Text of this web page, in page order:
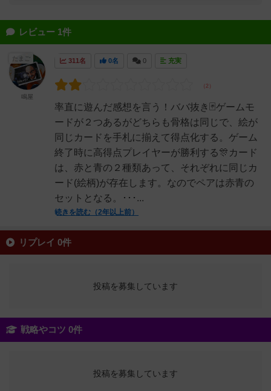
レビュー 1件
311名 0名 0 充実
率直に遊んだ感想を言う！ババ抜き🃏ゲームモ
ードが２つあるがどちらも骨格は同じで、絵が
同じカードを手札に揃えて得点化する。ゲーム
終了時に高得点プレイヤーが勝利する🎊カード
は、赤と青の２種類あって、それぞれに同じカ
ード(絵柄)が存在します。なのでペアは赤青の
セットとなる。･･･...
続きを読む（2年以上前）
たまご
鳴屋
リプレイ 0件
投稿を募集しています
戦略やコツ 0件
投稿を募集しています